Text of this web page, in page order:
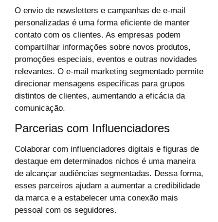
O envio de newsletters e campanhas de e-mail
personalizadas é uma forma eficiente de manter
contato com os clientes. As empresas podem
compartilhar informações sobre novos produtos,
promoções especiais, eventos e outras novidades
relevantes. O e-mail marketing segmentado permite
direcionar mensagens específicas para grupos
distintos de clientes, aumentando a eficácia da
comunicação.
Parcerias com Influenciadores
Colaborar com influenciadores digitais e figuras de
destaque em determinados nichos é uma maneira
de alcançar audiências segmentadas. Dessa forma,
esses parceiros ajudam a aumentar a credibilidade
da marca e a estabelecer uma conexão mais
pessoal com os seguidores.